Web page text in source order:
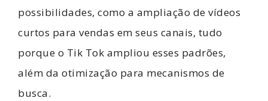
possibilidades, como a ampliação de vídeos
curtos para vendas em seus canais, tudo
porque o Tik Tok ampliou esses padrões,
além da otimização para mecanismos de
busca.